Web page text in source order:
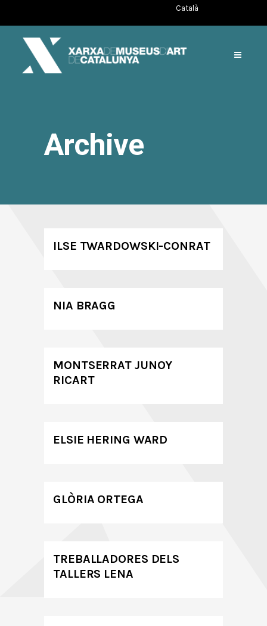
Català
Archive
ILSE TWARDOWSKI-CONRAT
NIA BRAGG
MONTSERRAT JUNOY
RICART
ELSIE HERING WARD
GLÒRIA ORTEGA
TREBALLADORES DELS
TALLERS LENA